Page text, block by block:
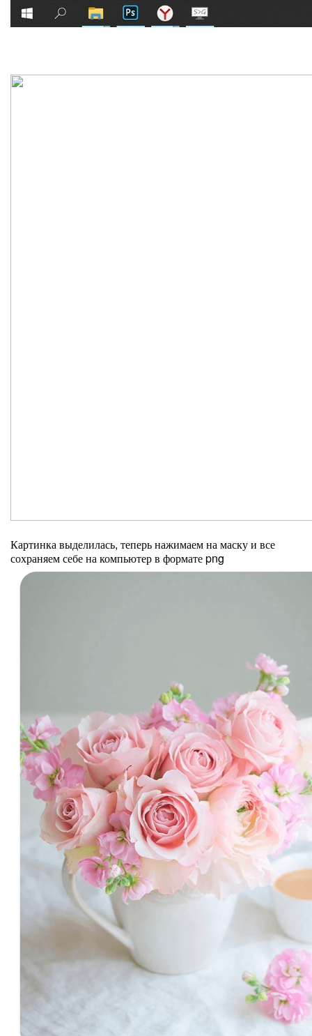
Картинка выделилась, теперь нажимаем на маску и все
сохраняем себе на компьютер в формате png